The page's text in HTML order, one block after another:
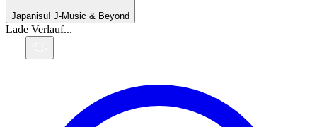
Japanisu! J-Music & Beyond
Lade Verlauf...